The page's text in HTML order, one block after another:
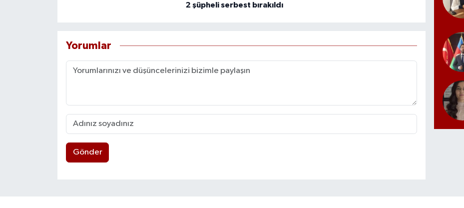
2 şüpheli serbest bırakıldı
Yorumlar
Gönder